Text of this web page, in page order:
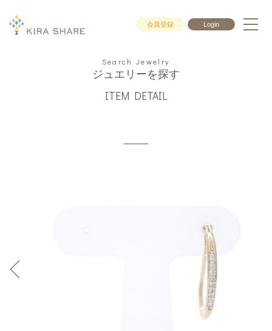
会員登録 Login
Search Jewelry
ジュエリーを探す
ITEM DETAIL